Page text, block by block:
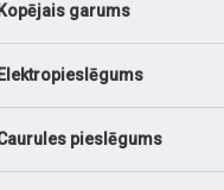
Kopējais garums
Elektropieslēgums
pieslēgums